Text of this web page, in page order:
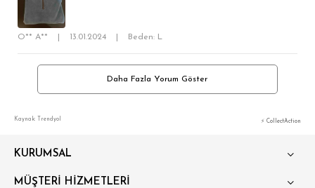
O** A** 13.01.2024 Beden: L
Daha Fazla Yorum Göster
Kaynak: Trendyol ⚡ CollectAction
KURUMSAL
MÜŞTERİ HİZMETLERİ